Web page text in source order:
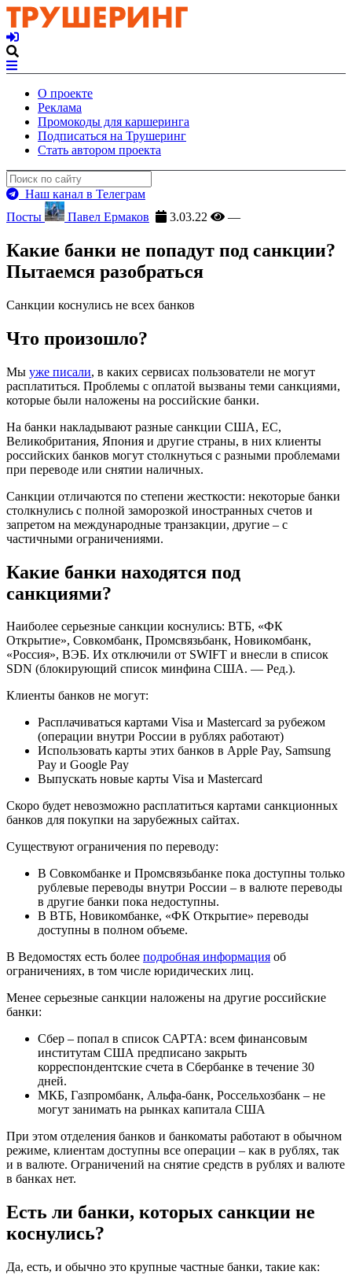
О проекте
Реклама
Промокоды для каршеринга
Подписаться на Трушеринг
Стать автором проекта
Наш канал в Телеграм
Посты
Павел Ермаков 3.03.22 —
Какие банки не попадут под санкции?
Пытаемся разобраться
Санкции коснулись не всех банков
Что произошло?
Мы уже писали, в каких сервисах пользователи не могут
расплатиться. Проблемы с оплатой вызваны теми санкциями,
которые были наложены на российские банки.
На банки накладывают разные санкции США, ЕС,
Великобритания, Япония и другие страны, в них клиенты
российских банков могут столкнуться с разными проблемами
при переводе или снятии наличных.
Санкции отличаются по степени жесткости: некоторые банки
столкнулись с полной заморозкой иностранных счетов и
запретом на международные транзакции, другие – с
частичными ограничениями.
Какие банки находятся под
санкциями?
Наиболее серьезные санкции коснулись: ВТБ, «ФК
Открытие», Совкомбанк, Промсвязьбанк, Новикомбанк,
«Россия», ВЭБ. Их отключили от SWIFT и внесли в список
SDN (блокирующий список минфина США. — Ред.).
Клиенты банков не могут:
Расплачиваться картами Visa и Mastercard за рубежом
(операции внутри России в рублях работают)
Использовать карты этих банков в Apple Pay, Samsung
Pay и Google Pay
Выпускать новые карты Visa и Mastercard
Скоро будет невозможно расплатиться картами санкционных
банков для покупки на зарубежных сайтах.
Существуют ограничения по переводу:
В Совкомбанке и Промсвязьбанке пока доступны только
рублевые переводы внутри России – в валюте переводы
в другие банки пока недоступны.
В ВТБ, Новикомбанке, «ФК Открытие» переводы
доступны в полном объеме.
В Ведомостях есть более подробная информация об
ограничениях, в том числе юридических лиц.
Менее серьезные санкции наложены на другие российские
банки:
Сбер – попал в список САРТА: всем финансовым
институтам США предписано закрыть
корреспондентские счета в Сбербанке в течение 30
дней.
МКБ, Газпромбанк, Альфа-банк, Россельхозбанк – не
могут занимать на рынках капитала США
При этом отделения банков и банкоматы работают в обычном
режиме, клиентам доступны все операции – как в рублях, так
и в валюте. Ограничений на снятие средств в рублях и валюте
в банках нет.
Есть ли банки, которых санкции не
коснулись?
Да, есть, и обычно это крупные частные банки, такие как: